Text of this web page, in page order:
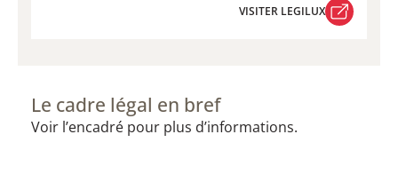
VISITER LEGILUX
Le cadre légal en bref
Voir l’encadré pour plus d’informations.